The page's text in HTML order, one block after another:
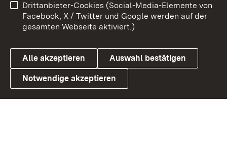
Link zum Landesportal
Barrierefreiheit
Datenschutz
Cookies
Drittanbieter-Cookies (Social-Media-Elemente von
Facebook, X / Twitter und Google werden auf der
gesamten Webseite aktiviert.)
Alle akzeptieren Auswahl bestätigen
Notwendige akzeptieren